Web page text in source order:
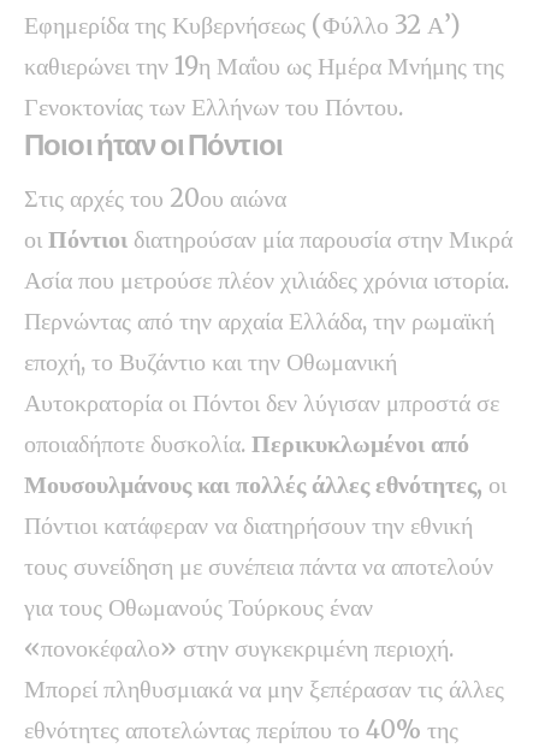
Εφημερίδα της Κυβερνήσεως (Φύλλο 32 Α’)
καθιερώνει την 19η Μαΐου ως Ημέρα Μνήμης της
Γενοκτονίας των Ελλήνων του Πόντου.
Ποιοι ήταν οι Πόντιοι
Στις αρχές του 20ου αιώνα
οι Πόντιοι διατηρούσαν μία παρουσία στην Μικρά
Ασία που μετρούσε πλέον χιλιάδες χρόνια ιστορία.
Περνώντας από την αρχαία Ελλάδα, την ρωμαϊκή
εποχή, το Βυζάντιο και την Οθωμανική
Αυτοκρατορία οι Πόντοι δεν λύγισαν μπροστά σε
οποιαδήποτε δυσκολία. Περικυκλωμένοι από
Μουσουλμάνους και πολλές άλλες εθνότητες, οι
Πόντιοι κατάφεραν να διατηρήσουν την εθνική
τους συνείδηση με συνέπεια πάντα να αποτελούν
για τους Οθωμανούς Τούρκους έναν
«πονοκέφαλο» στην συγκεκριμένη περιοχή.
Μπορεί πληθυσμιακά να μην ξεπέρασαν τις άλλες
εθνότητες αποτελώντας περίπου το 40% της